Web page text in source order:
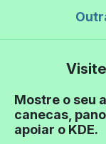
Mostre o seu
canecas,
apoiar o KDE.